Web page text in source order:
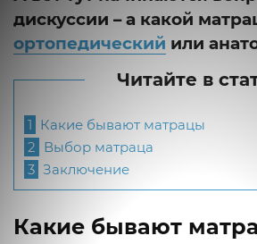
дискуссии – а какой
ортопедический или
Читайте в
1 Какие бывают матрацы
2 Выбор матраца
3 Заключение
Какие бывают